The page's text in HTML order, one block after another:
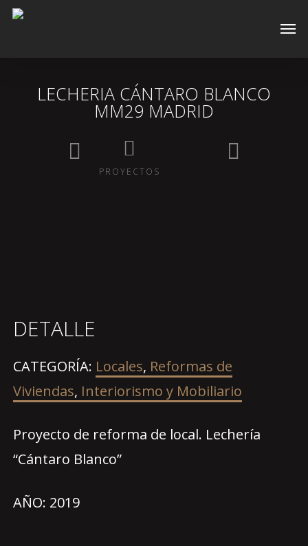
Skip
contentLECHERIA CÁNTARO BLANCO
MM29 MADRID
DETALLE
CATEGORÍA: Locales, Reformas de
Viviendas, Interiorismo y Mobiliario
Proyecto de reforma de local. Lechería
“Cántaro Blanco”
AÑO: 2019